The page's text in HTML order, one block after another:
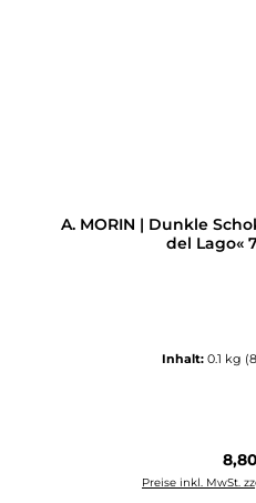
A. MORIN | Dunkle
del Lago«
Inhalt: 0.1 kg
Preise inkl. MwSt.